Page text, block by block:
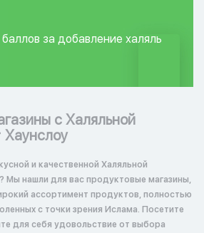
баллов за добавление халяль
с Халяльной
и качественной Халяльной
Мы нашли для вас продуктовые магазины,
ассортимент продуктов, полностью
с точки зрения Ислама. Посетите
для себя удовольствие от выбора